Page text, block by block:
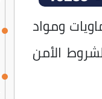
ومواد
الأمن